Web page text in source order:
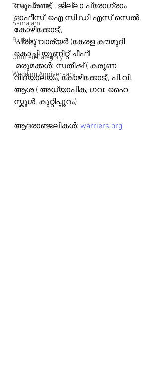
Talent Corner
Samajam
Birthdays
Untitled Category
Wedding Anniversary
സൂപ്രണ്ട്, , ജില്ലാ പ്രോഗ്രാം
ഓഫീസ്, ഐ സി ഡി എസ് സെൽ,
കോഴിക്കോട്),
പ്രഭു വാര്യർ (കേരള കൗമുദി
കൊച്ചി യൂണിറ്റ് ചീഫ്)
വിദ്യാലയം, കോഴിക്കോട്), പി.വി.
ആശ ( അധ്യാപിക, ഗവ: ഹൈ
സ്കൂൾ, കുറ്റിപ്പുറം)
ആദരാഞ്ജലികൾ: warriers.org